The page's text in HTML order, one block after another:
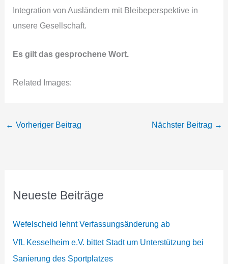
Integration von Ausländern mit Bleibeperspektive in
unsere Gesellschaft.
Es gilt das gesprochene Wort.
Related Images:
← Vorheriger Beitrag Nächster Beitrag →
Neueste Beiträge
Wefelscheid lehnt Verfassungsänderung ab
VfL Kesselheim e.V. bittet Stadt um Unterstützung bei
Sanierung des Sportplatzes